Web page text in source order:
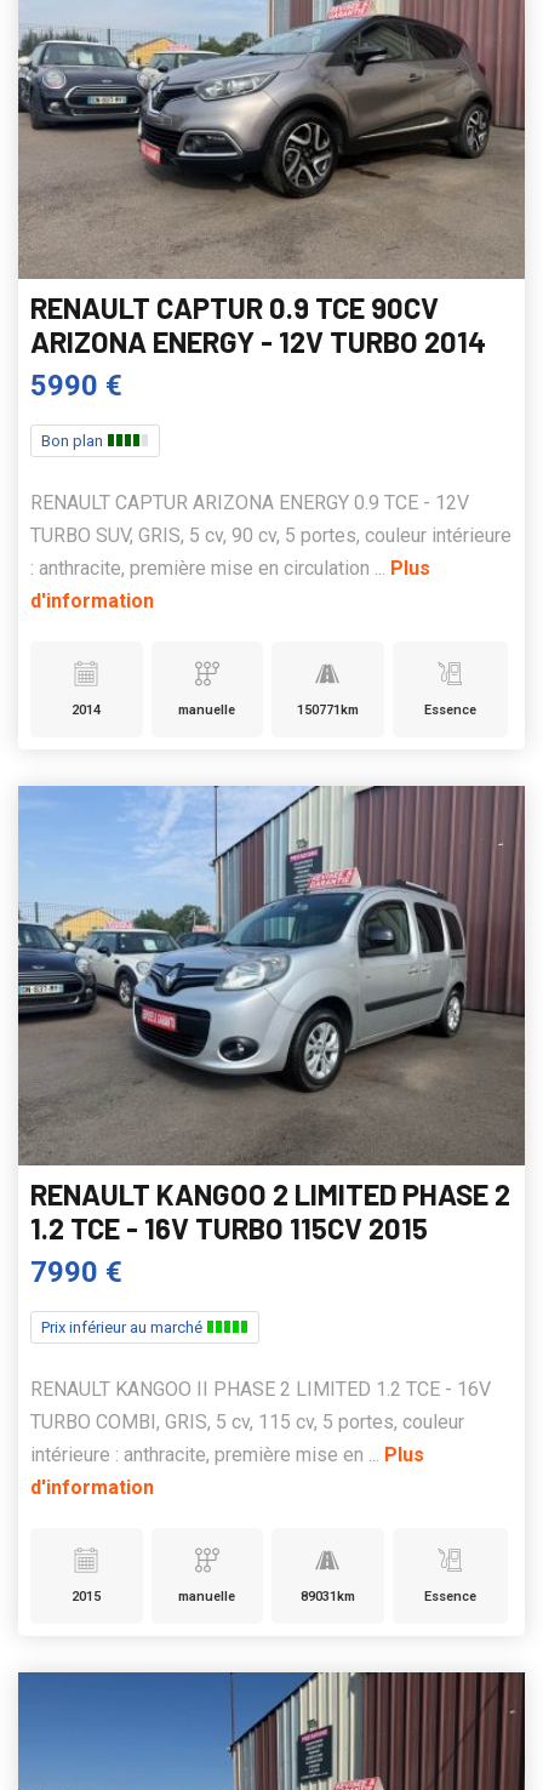
RENAULT CAPTUR 0.9 TCE 90CV
ARIZONA ENERGY - 12V TURBO 2014
5990 €
Bon plan
RENAULT CAPTUR ARIZONA ENERGY 0.9 TCE - 12V
TURBO SUV, GRIS, 5 cv, 90 cv, 5 portes, couleur intérieure
: anthracite, première mise en circulation ... Plus
d'information
2014 manuelle 150771km Essence
RENAULT KANGOO 2 LIMITED PHASE 2
1.2 TCE - 16V TURBO 115CV 2015
7990 €
Prix inférieur au marché
RENAULT KANGOO II PHASE 2 LIMITED 1.2 TCE - 16V
TURBO COMBI, GRIS, 5 cv, 115 cv, 5 portes, couleur
intérieure : anthracite, première mise en ... Plus
d'information
2015 manuelle 89031km Essence